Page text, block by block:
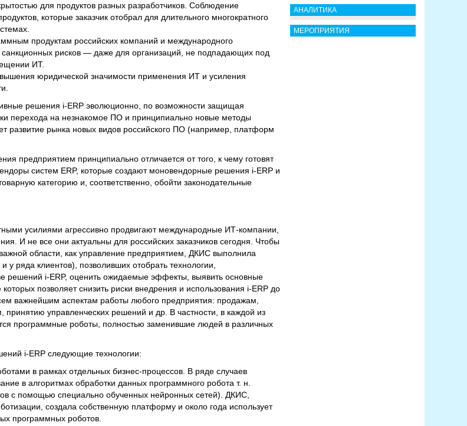
для продуктов разных разработчиков. Соблюдение
которые заказчик отобрал для длительного многократного
продуктам российских компаний и международного
рисков — даже для организаций, не подпадающих под
ИТ.
юридической значимости применения ИТ и усиления
решения i-ERP эволюционно, по возможности защищая
перехода на незнакомое ПО и принципиально новые методы
развитие рынка новых видов российского ПО (например, платформ
предприятием принципиально отличается от того, к чему готовят
систем ERP, которые создают моновендорные решения i-ERP и
категорию и, соответственно, обойти законодательные
усилиями агрессивно продвигают международные ИТ-компании,
И не все они актуальны для российских заказчиков сегодня. Чтобы
области, как управление предприятием, ДКИС выполнила
ряда клиентов), позволивших отобрать технологии,
решений i-ERP, оценить ожидаемые эффекты, выявить основные
позволяет снизить риски внедрения и использования i-ERP до
важнейшим аспектам работы любого предприятия: продажам,
управленческих решений и др. В частности, в каждой из
программные роботы, полностью заменившие людей в различных
i-ERP следующие технологии:
в рамках отдельных бизнес-процессов. В ряде случаев
в алгоритмах обработки данных программного робота т. н.
с помощью специально обученных нейронных сетей). ДКИС,
создала собственную платформу и около года использует
программных роботов.
АНАЛИТИКА
МЕРОПРИЯТИЯ